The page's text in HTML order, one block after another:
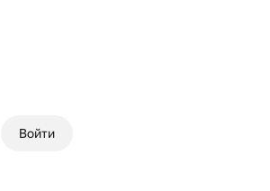
Войти